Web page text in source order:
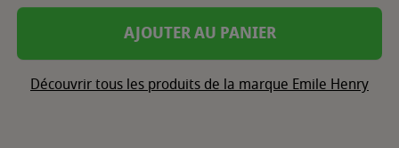
AJOUTER AU PANIER
Découvrir tous les produits de la marque Emile Henry